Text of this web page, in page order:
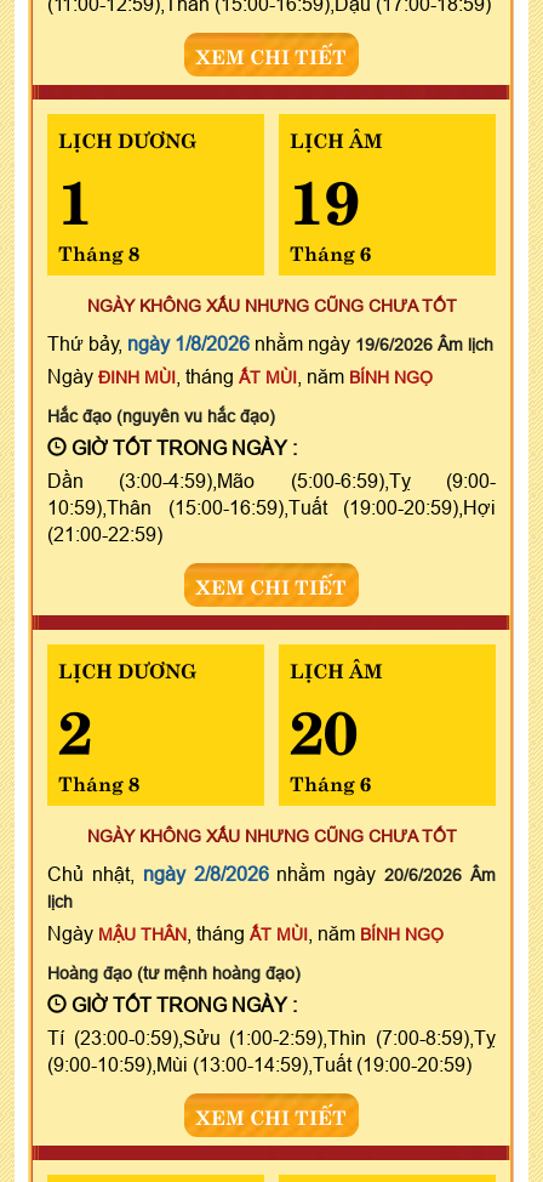
XEM CHI TIẾT
LỊCH DƯƠNG
1
Tháng 8
LỊCH ÂM
19
Tháng 6
NGÀY KHÔNG XẤU NHƯNG CŨNG CHƯA TỐT
Thứ bảy, ngày 1/8/2026 nhằm ngày 19/6/2026 Âm lịch
Ngày ĐINH MÙI , tháng ẤT MÙI , năm BÍNH NGỌ
Hắc đạo (nguyên vu hắc đạo)
GIỜ TỐT TRONG NGÀY :
Dần (3:00-4:59),Mão (5:00-6:59),Tỵ (9:00-
10:59),Thân (15:00-16:59),Tuất (19:00-20:59),Hợi
(21:00-22:59)
XEM CHI TIẾT
LỊCH DƯƠNG
2
Tháng 8
LỊCH ÂM
20
Tháng 6
NGÀY KHÔNG XẤU NHƯNG CŨNG CHƯA TỐT
Chủ nhật, ngày 2/8/2026nhằm ngày20/6/2026 Âm
lịch
Ngày MẬU THÂN , tháng ẤT MÙI , năm BÍNH NGỌ
Hoàng đạo (tư mệnh hoàng đạo)
GIỜ TỐT TRONG NGÀY :
Tí (23:00-0:59),Sửu (1:00-2:59),Thìn (7:00-8:59),Tỵ
(9:00-10:59),Mùi (13:00-14:59),Tuất (19:00-20:59)
XEM CHI TIẾT